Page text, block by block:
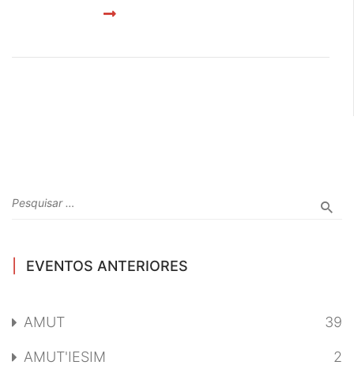
EVENTOS ANTERIORES
AMUT 39
AMUT'IESIM 2